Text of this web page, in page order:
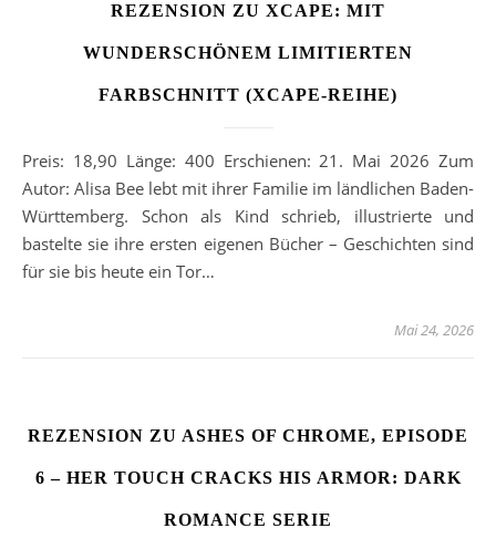
REZENSION ZU XCAPE: MIT
WUNDERSCHÖNEM LIMITIERTEN
FARBSCHNITT (XCAPE-REIHE)
Preis: 18,90 Länge: 400 Erschienen: 21. Mai 2026 Zum
Autor: Alisa Bee lebt mit ihrer Familie im ländlichen Baden-
Württemberg. Schon als Kind schrieb, illustrierte und
bastelte sie ihre ersten eigenen Bücher – Geschichten sind
für sie bis heute ein Tor…
Mai 24, 2026
REZENSION ZU ASHES OF CHROME, EPISODE
6 – HER TOUCH CRACKS HIS ARMOR: DARK
ROMANCE SERIE